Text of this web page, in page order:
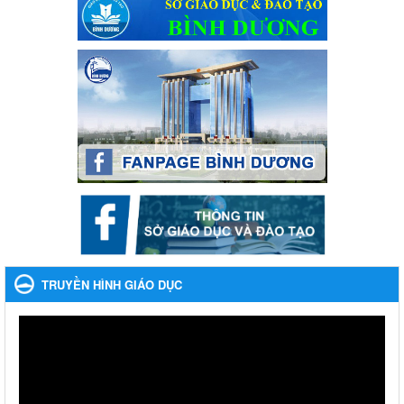
Ngày ban hành: 04/03/2024
Kế hoạch Tổ chức Hội trại truyền thống học sinh thị xã Bến
Cát Lần thứ VIII, năm học 2023-2024
Kế hoạch Tổ chức Hội trại truyền thống học sinh thị xã Bến Cát
Lần thứ VIII, năm học 2023-2024
Ngày ban hành: 28/12/2023
Phối hợp rà soát nhu cầu tiêm vắc xin phòng Covid 19
Phối hợp rà soát nhu cầu tiêm vắc xin phòng Covid 19
Ngày ban hành: 22/11/2023
Phát động, triển khai Cuộc thi " An toàn giao thông cho nụ
cười ngày mai" dành cho học sinh và giáo viên trung học
năm học 2023-2024
Phát động, triển khai Cuộc thi " An toàn giao thông cho nụ cười
TRUYỀN HÌNH GIÁO DỤC